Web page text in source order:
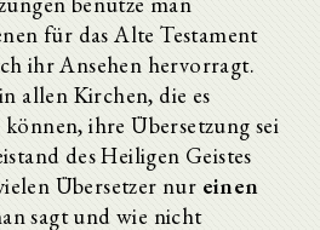
für das Alte Testament
ihr Ansehen hervorragt.
allen Kirchen, die es
ihre Übersetzung sei
des Heiligen Geistes
Übersetzer nur einen
sagt und wie nicht